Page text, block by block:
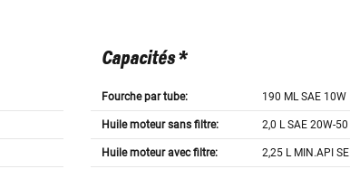
Capacités *
Fourche par tube: 190 ML SAE 10W
Huile moteur sans filtre: 2,0 L SAE 20W-50
Huile moteur avec filtre: 2,25 L MIN.API SE